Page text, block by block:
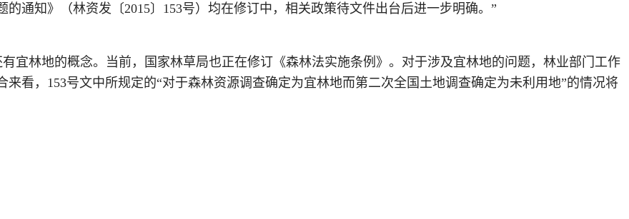
通知》（林资发〔2015〕153号）均在修订中，相关政策待文件出台后进一步明确。”
宜林地的概念。当前，国家林草局也正在修订《森林法实施条例》。对于涉及宜林地的问题，林业部门工作
看， 153号文中所规定的“对于森林资源调查确定为宜林地而第二次全国土地调查确定为未利用地”的情况将